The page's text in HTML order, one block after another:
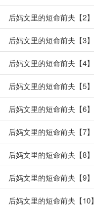
后妈文里的短命前夫【2】
后妈文里的短命前夫【3】
后妈文里的短命前夫【4】
后妈文里的短命前夫【5】
后妈文里的短命前夫【6】
后妈文里的短命前夫【7】
后妈文里的短命前夫【8】
后妈文里的短命前夫【9】
后妈文里的短命前夫【10】